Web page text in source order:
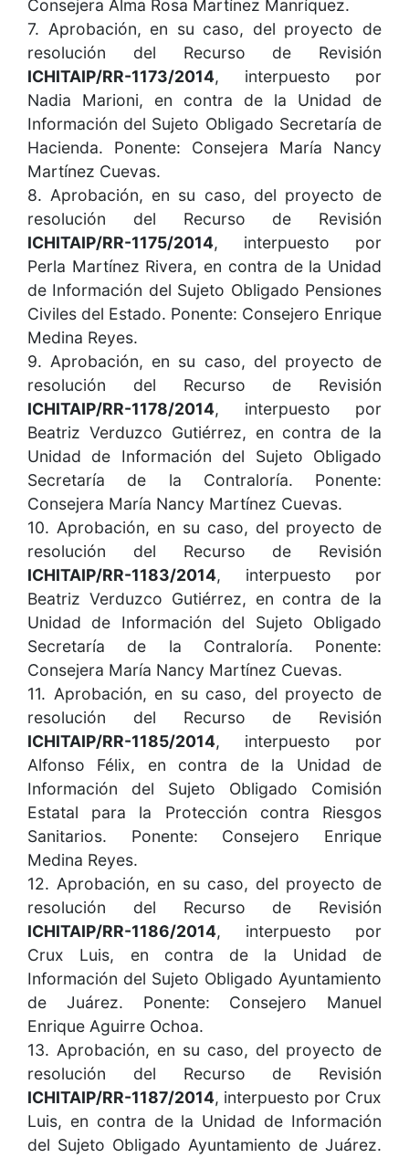
Consejera Alma Rosa Martínez Manríquez.
7. Aprobación, en su caso, del proyecto de
resolución del Recurso de Revisión
ICHITAIP/RR-1173/2014, interpuesto por
Nadia Marioni, en contra de la Unidad de
Información del Sujeto Obligado Secretaría de
Hacienda. Ponente: Consejera María Nancy
Martínez Cuevas.
8. Aprobación, en su caso, del proyecto de
resolución del Recurso de Revisión
ICHITAIP/RR-1175/2014, interpuesto por
Perla Martínez Rivera, en contra de la Unidad
de Información del Sujeto Obligado Pensiones
Civiles del Estado. Ponente: Consejero Enrique
Medina Reyes.
9. Aprobación, en su caso, del proyecto de
resolución del Recurso de Revisión
ICHITAIP/RR-1178/2014, interpuesto por
Beatriz Verduzco Gutiérrez, en contra de la
Unidad de Información del Sujeto Obligado
Secretaría de la Contraloría. Ponente:
Consejera María Nancy Martínez Cuevas.
10. Aprobación, en su caso, del proyecto de
resolución del Recurso de Revisión
ICHITAIP/RR-1183/2014, interpuesto por
Beatriz Verduzco Gutiérrez, en contra de la
Unidad de Información del Sujeto Obligado
Secretaría de la Contraloría. Ponente:
Consejera María Nancy Martínez Cuevas.
11. Aprobación, en su caso, del proyecto de
resolución del Recurso de Revisión
ICHITAIP/RR-1185/2014, interpuesto por
Alfonso Félix, en contra de la Unidad de
Información del Sujeto Obligado Comisión
Estatal para la Protección contra Riesgos
Sanitarios. Ponente: Consejero Enrique
Medina Reyes.
12. Aprobación, en su caso, del proyecto de
resolución del Recurso de Revisión
ICHITAIP/RR-1186/2014, interpuesto por
Crux Luis, en contra de la Unidad de
Información del Sujeto Obligado Ayuntamiento
de Juárez. Ponente: Consejero Manuel
Enrique Aguirre Ochoa.
13. Aprobación, en su caso, del proyecto de
resolución del Recurso de Revisión
ICHITAIP/RR-1187/2014, interpuesto por Crux
Luis, en contra de la Unidad de Información
del Sujeto Obligado Ayuntamiento de Juárez.